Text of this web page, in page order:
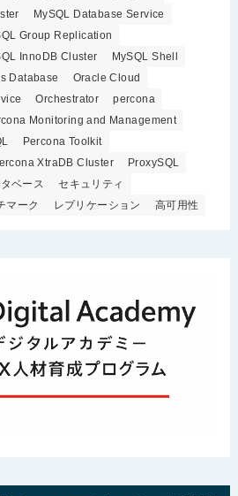
MySQL Database Service
Group Replication
InnoDB Cluster
MySQL Shell
Database
Oracle Cloud
Orchestrator
percona
Monitoring and Management
Percona Toolkit
XtraDB Cluster
ProxySQL
ベース
セキュリティ
マーク レプリケーション 高可用性